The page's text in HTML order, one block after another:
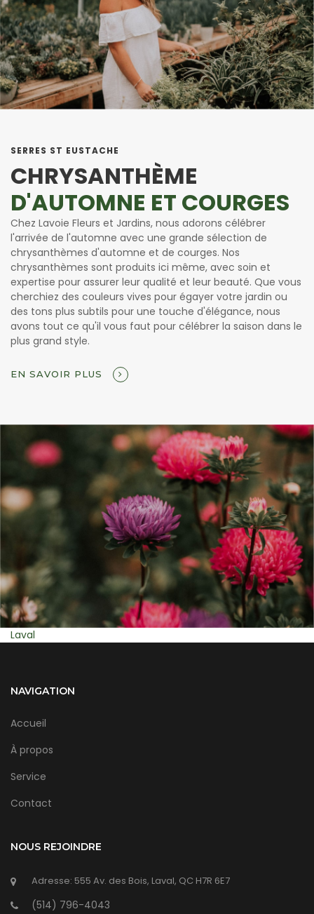
SERRES ST EUSTACHE
CHRYSANTHÈME
D'AUTOMNE ET COURGES
Chez Lavoie Fleurs et Jardins, nous adorons célébrer
l'arrivée de l'automne avec une grande sélection de
chrysanthèmes d'automne et de courges. Nos
chrysanthèmes sont produits ici même, avec soin et
expertise pour assurer leur qualité et leur beauté. Que vous
cherchiez des couleurs vives pour égayer votre jardin ou
des tons plus subtils pour une touche d'élégance, nous
avons tout ce qu'il vous faut pour célébrer la saison dans le
plus grand style.
EN SAVOIR PLUS
NAVIGATION
Accueil
À propos
Service
Contact
NOUS REJOINDRE
Adresse: 555 Av. des Bois, Laval, QC H7R 6E7
(514) 796-4043